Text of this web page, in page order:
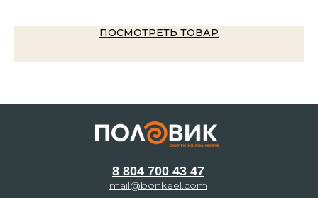
ПОСМОТРЕТЬ ТОВАР
8 804 700 43 47
mail@bonkeel.com